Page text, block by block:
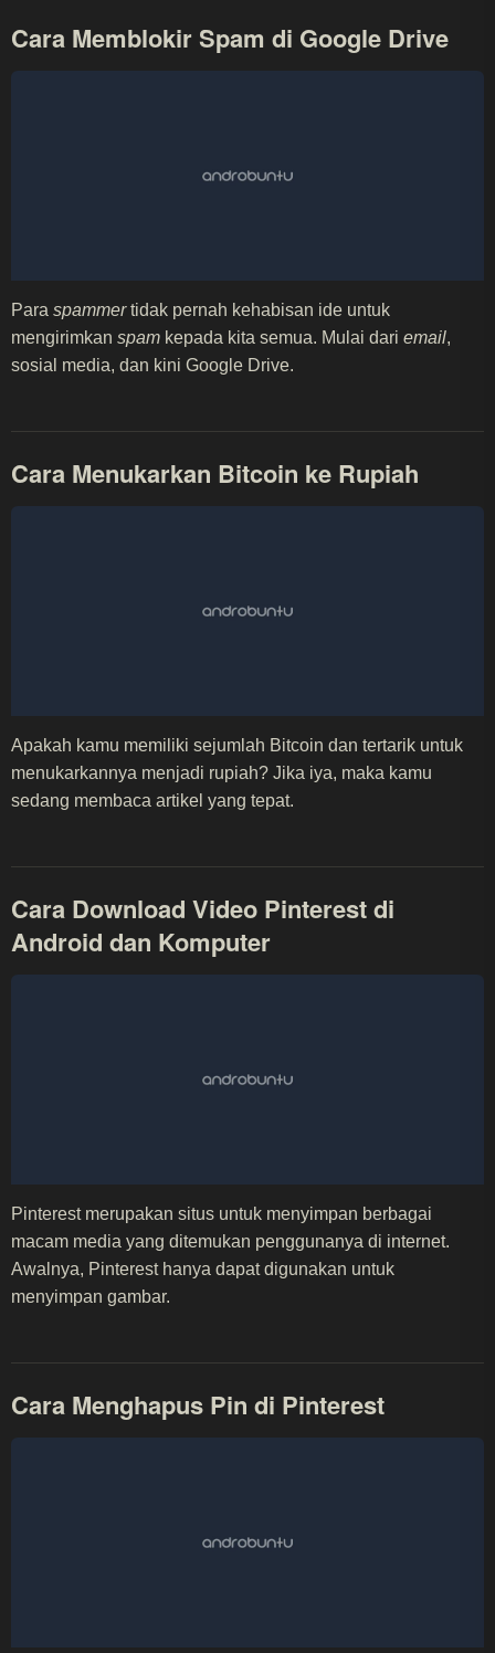
Cara Memblokir Spam di Google Drive
Para spammertidak pernah kehabisan ide untuk
mengirimkan spam kepada kita semua. Mulai dari email,
sosial media, dan kini Google Drive.
Cara Menukarkan Bitcoin ke Rupiah
Apakah kamu memiliki sejumlah Bitcoin dan tertarik untuk
menukarkannya menjadi rupiah? Jika iya, maka kamu
sedang membaca artikel yang tepat.
Cara Download Video Pinterest di
Android dan Komputer
Pinterest merupakan situs untuk menyimpan berbagai
macam media yang ditemukan penggunanya di internet.
Awalnya, Pinterest hanya dapat digunakan untuk
menyimpan gambar.
Cara Menghapus Pin di Pinterest